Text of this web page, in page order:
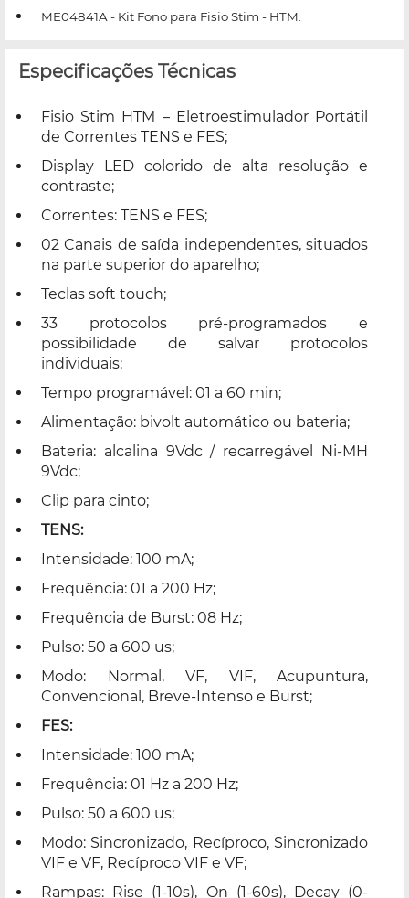
ME04841A - Kit Fono para Fisio Stim - HTM.
Especificações Técnicas
Fisio Stim HTM – Eletroestimulador Portátil
de Correntes TENS e FES;
Display LED colorido de alta resolução e
contraste;
Correntes: TENS e FES;
02 Canais de saída independentes, situados
na parte superior do aparelho;
Teclas soft touch;
33 protocolos pré-programados e
possibilidade de salvar protocolos
individuais;
Tempo programável: 01 a 60 min;
Alimentação: bivolt automático ou bateria;
Bateria: alcalina 9Vdc / recarregável Ni-MH
9Vdc;
Clip para cinto;
TENS:
Intensidade: 100 mA;
Frequência: 01 a 200 Hz;
Frequência de Burst: 08 Hz;
Pulso: 50 a 600 us;
Modo: Normal, VF, VIF, Acupuntura,
Convencional, Breve-Intenso e Burst;
FES:
Intensidade: 100 mA;
Frequência: 01 Hz a 200 Hz;
Pulso: 50 a 600 us;
Modo: Sincronizado, Recíproco, Sincronizado
VIF e VF, Recíproco VIF e VF;
Rampas: Rise (1-10s), On (1-60s), Decay (0-